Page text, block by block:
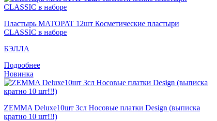
Пластырь MATOPAT 12шт Косметические пластыри
CLASSIC в наборе
БЭЛЛА
Подробнее
Новинка
ZEMMA Deluxe10шт 3сл Носовые платки Design (выписка
кратно 10 шт!!!)